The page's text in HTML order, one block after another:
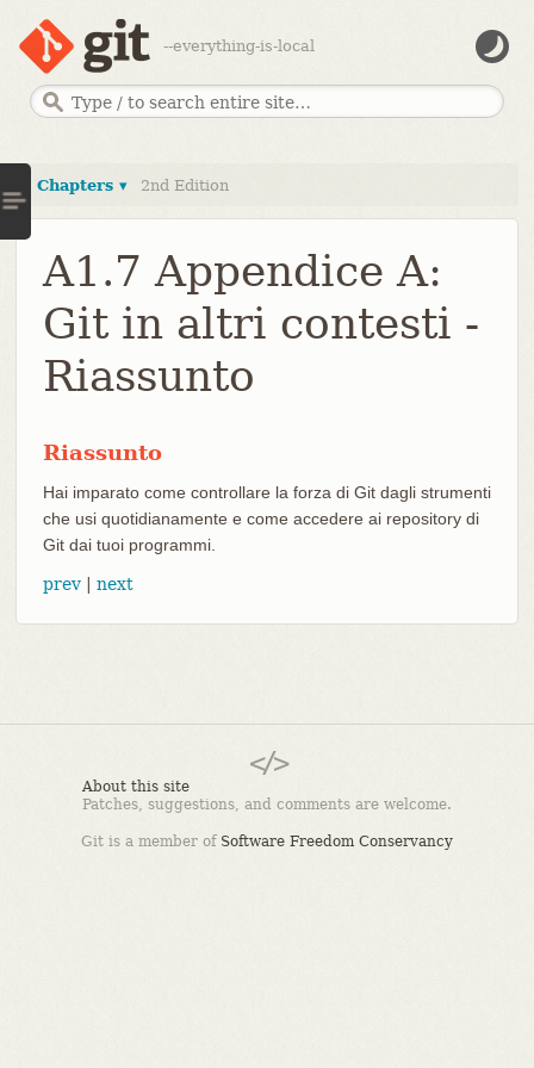
--everything-is-local
Chapters ▾ 2nd Edition
A1.7 Appendice A:
Git in altri contesti -
Riassunto
Riassunto
Hai imparato come controllare la forza di Git dagli strumenti
che usi quotidianamente e come accedere ai repository di
Git dai tuoi programmi.
prev| next
About this site
Patches, suggestions, and comments are welcome.
Git is a member of Software Freedom Conservancy